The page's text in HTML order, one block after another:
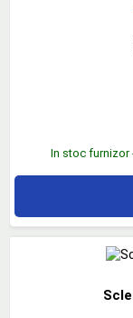
In stoc furnizor